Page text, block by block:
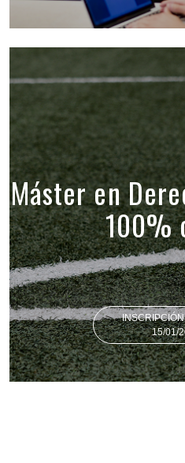
Máster en
100%
15/01/